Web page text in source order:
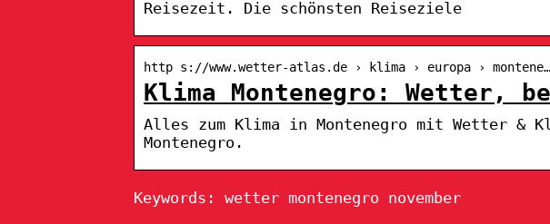
Reisezeit. Die schönsten Reiseziele
http s://www.wetter-atlas.de › klima › europa › montene…
Klima Montenegro: Wetter,
Alles zum Klima in Montenegro mit Wetter
Montenegro.
Keywords: wetter montenegro november